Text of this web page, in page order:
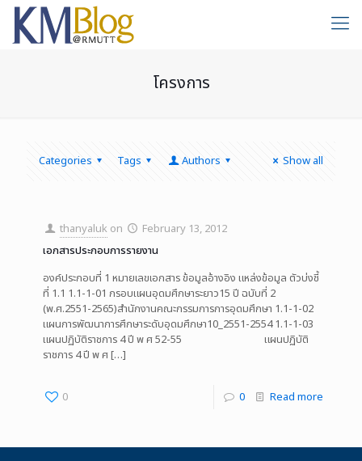
โครงการ
Categories Tags Authors Show all
thanyaluk on
February 13, 2012
เอกสารประกอบการรายงาน
องค์ประกอบที่ 1 หมายเลขเอกสาร ข้อมูลอ้างอิง แหล่งข้อมูล ตัวบ่งชี้
ที่ 1.1 1.1-1-01 กรอบแผนอุดมศึกษาระยาว15 ปี ฉบับที่ 2
(พ.ศ.2551-2565)สำนักงานคณะกรรมการการอุดมศึกษา 1.1-1-02
แผนการพัฒนาการศึกษาระดับอุดมศึกษา10_2551-2554 1.1-1-03
แผนปฏิบัติราชการ 4 ปี พ ศ 52-55 แผนปฏิบัติ
ราชการ 4 ปี พ ศ[…]
0 0 Read more